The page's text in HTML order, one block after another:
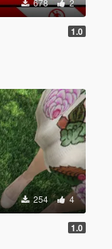
1.0
254 4
1.0